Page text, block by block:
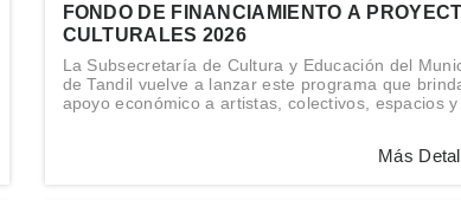
FONDO DE FINANCIAMIENTO A
CULTURALES 2026
La Subsecretaría de Cultura y Educación del
de Tandil vuelve a lanzar este programa que
apoyo económico a artistas, colectivos, espacios y
Más